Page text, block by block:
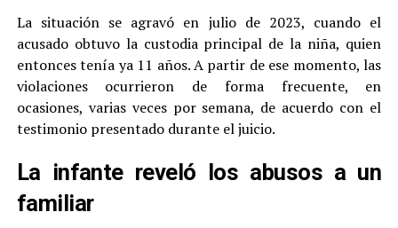
La situación se agravó en julio de 2023, cuando el
acusado obtuvo la custodia principal de la niña, quien
entonces tenía ya 11 años. A partir de ese momento, las
violaciones ocurrieron de forma frecuente, en
ocasiones, varias veces por semana, de acuerdo con el
testimonio presentado durante el juicio.
La infante reveló los abusos a un
familiar